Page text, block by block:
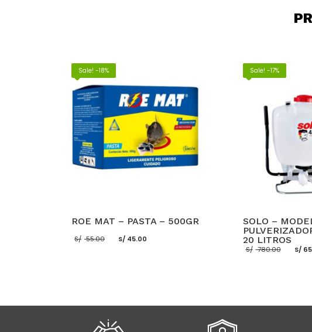
Sale! -18%
ROE MAT – PASTA – 500GR
S/ 55.00 El
precio
S/ 45.00
Sale! -17%
SOLO –
20 LITROS
S/ 780.00 El
S/